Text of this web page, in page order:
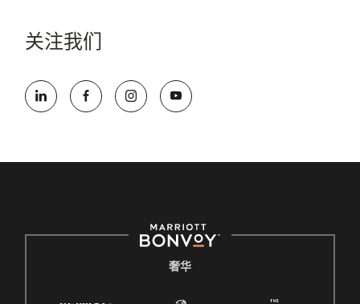
关注我们
奢华